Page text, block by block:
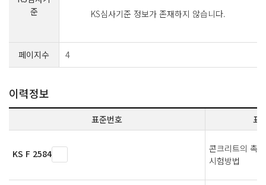
준
KS심사기준 정보가 존재하지 않습니다.
페이지수 4
이력정보
표준번호 표
KS F 2584
콘크리트의 촉
시험방법